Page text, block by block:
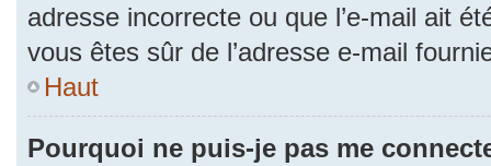
adresse incorrecte ou que l’e-mail ait
vous êtes sûr de l’adresse e-mail
Haut
Pourquoi ne puis-je pas me